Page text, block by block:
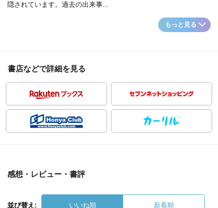
隠されています。過去の出来事...
もっと見る
書店などで詳細を見る
感想・レビュー・書評
並び替え: いいね順 新着順